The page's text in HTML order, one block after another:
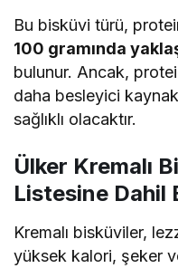
Bu bisküvi türü,
100 gramında
bulunur. Ancak,
daha besleyici
sağlıklı olacaktır.
Ülker Kremalı
Listesine Dahil
Kremalı bisküviler,
yüksek kalori, şeker